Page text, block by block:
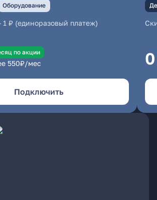
Оборудование
1 ₽ (единоразовый платеж)
по акции
550₽/мес
Подключить
0